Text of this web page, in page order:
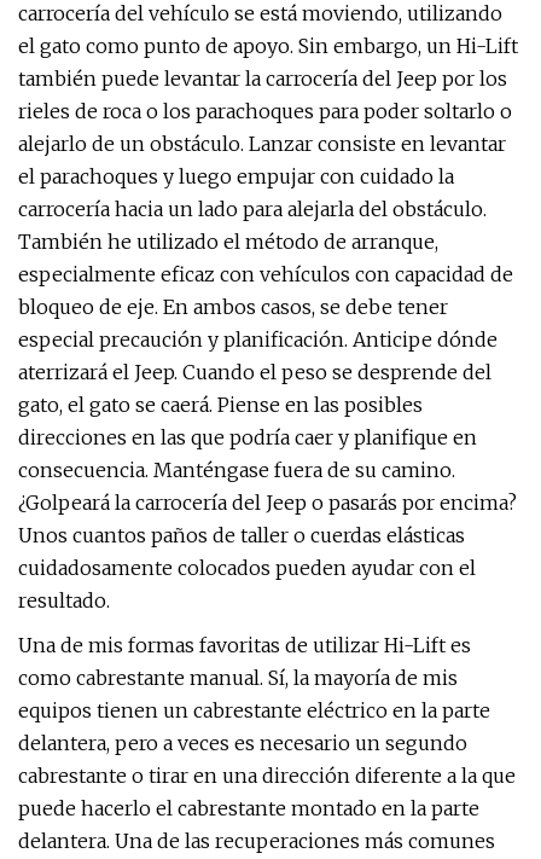
carrocería del vehículo se está moviendo, utilizando
el gato como punto de apoyo. Sin embargo, un Hi-Lift
también puede levantar la carrocería del Jeep por los
rieles de roca o los parachoques para poder soltarlo o
alejarlo de un obstáculo. Lanzar consiste en levantar
el parachoques y luego empujar con cuidado la
carrocería hacia un lado para alejarla del obstáculo.
También he utilizado el método de arranque,
especialmente eficaz con vehículos con capacidad de
bloqueo de eje. En ambos casos, se debe tener
especial precaución y planificación. Anticipe dónde
aterrizará el Jeep. Cuando el peso se desprende del
gato, el gato se caerá. Piense en las posibles
direcciones en las que podría caer y planifique en
consecuencia. Manténgase fuera de su camino.
¿Golpeará la carrocería del Jeep o pasarás por encima?
Unos cuantos paños de taller o cuerdas elásticas
cuidadosamente colocados pueden ayudar con el
resultado.
Una de mis formas favoritas de utilizar Hi-Lift es
como cabrestante manual. Sí, la mayoría de mis
equipos tienen un cabrestante eléctrico en la parte
delantera, pero a veces es necesario un segundo
cabrestante o tirar en una dirección diferente a la que
puede hacerlo el cabrestante montado en la parte
delantera. Una de las recuperaciones más comunes